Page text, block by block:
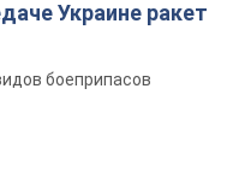
Украине ракет
боеприпасов